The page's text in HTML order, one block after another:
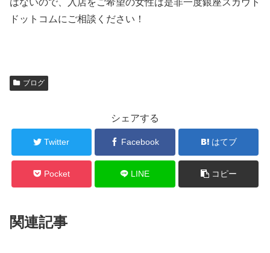
ドットコムにご相談ください！
ブログ
シェアする
Twitter Facebook はてブ
Pocket LINE コピー
関連記事